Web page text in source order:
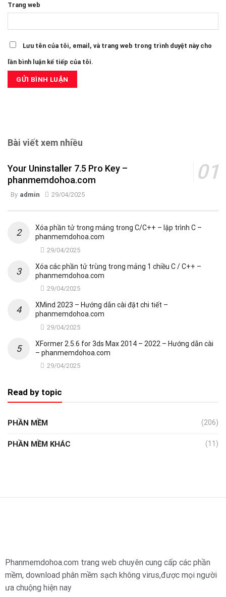
Trang web
Lưu tên của tôi, email, và trang web trong trình duyệt này cho
lần bình luận kế tiếp của tôi.
Bài viết xem nhiều
Your Uninstaller 7.5 Pro Key –
phanmemdohoa.com
By admin 29/04/2025
Xóa phần tử trong mảng trong C/C++ – lập trình C –
phanmemdohoa.com
29/04/2025
Xóa các phần tử trùng trong mảng 1 chiều C / C++ –
phanmemdohoa.com
29/04/2025
XMind 2023 – Hướng dẫn cài đặt chi tiết –
phanmemdohoa.com
29/04/2025
XFormer 2.5.6 for 3ds Max 2014 – 2022 – Hướng dẫn cài
– phanmemdohoa.com
29/04/2025
Read by topic
PHẦN MỀM (206)
PHẦN MỀM KHÁC (11)
Phanmemdohoa.com trang web chuyên cung cấp các phần
mềm, download phân mềm sạch không virus,được mọi người
ưa chuộng hiện nay